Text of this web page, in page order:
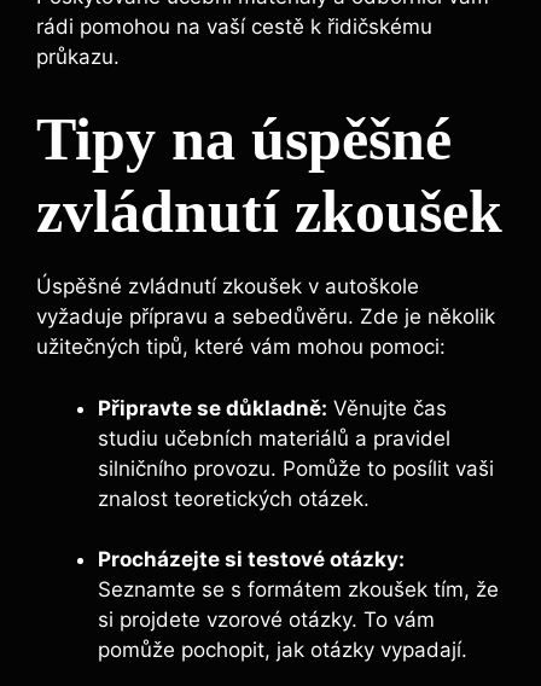
rádi pomohou na vaší cestě k řidičskému
průkazu.
Tipy na úspěšné⁣
zvládnutí zkoušek
Úspěšné zvládnutí zkoušek v autoškole
vyžaduje⁣ přípravu ⁤a sebedůvěru. Zde je několik
užitečných tipů, které‌ vám mohou pomoci:
Připravte se důkladně: Věnujte čas
studiu učebních materiálů a pravidel
silničního provozu. Pomůže to posílit vaši
znalost teoretických otázek.
Procházejte si testové otázky:
Seznamte se s‌ formátem ‍zkoušek tím, že
‍si projdete ‌vzorové otázky. To⁢ vám
pomůže pochopit, jak‌ otázky vypadají.